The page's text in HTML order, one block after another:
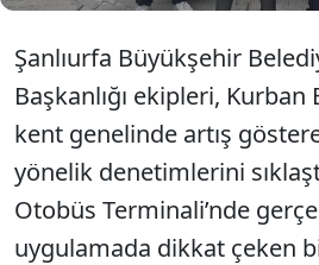
Şanlıurfa Büyükşehir
Başkanlığı ekipleri, Kurban
kent genelinde artış
yönelik denetimlerini
Otobüs Terminali’nde
uygulamada dikkat çeken